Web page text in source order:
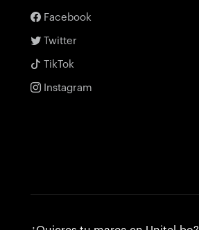
Facebook
Twitter
TikTok
Instagram